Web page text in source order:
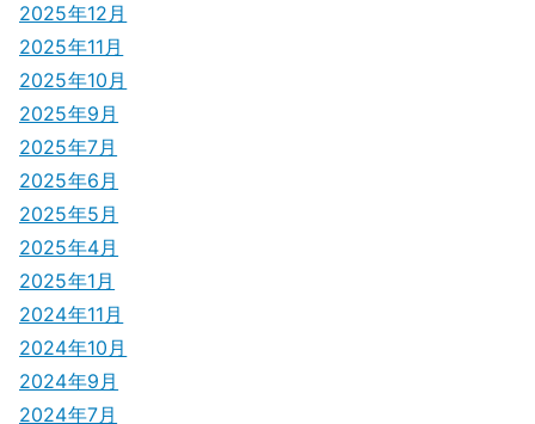
2025年12月
2025年11月
2025年10月
2025年9月
2025年7月
2025年6月
2025年5月
2025年4月
2025年1月
2024年11月
2024年10月
2024年9月
2024年7月